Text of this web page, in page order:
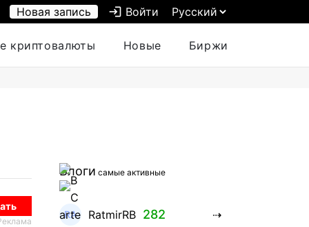
Новая запись login Войти
криптовалюты Новые Биржи
Блоги самые активные
RatmirRB 282